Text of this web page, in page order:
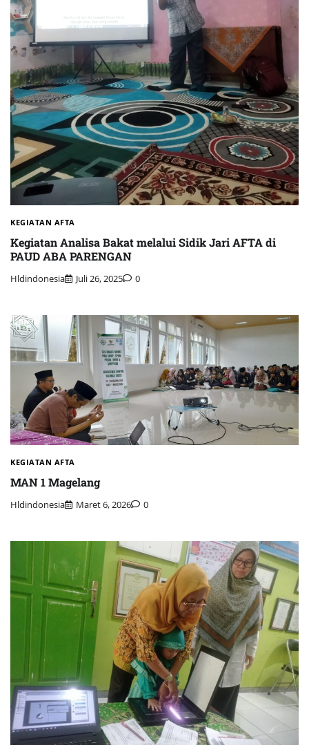
KEGIATAN AFTA
Kegiatan Analisa Bakat melalui Sidik Jari AFTA di
PAUD ABA PARENGAN
Hldindonesia Juli 26, 2025 0
KEGIATAN AFTA
MAN 1 Magelang
Hldindonesia Maret 6, 2026 0